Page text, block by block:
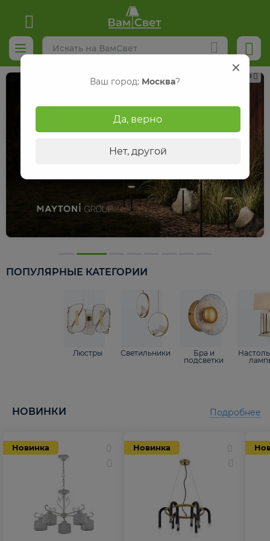
Реклама
ПОПУЛЯРНЫЕ КАТЕГОРИИ
Люстры Светильники
Бра и
подсветки
НОВИНКИ
Новинка Новинка
Подробнее
Ваш город: Москва?
Да, верно
Нет, другой